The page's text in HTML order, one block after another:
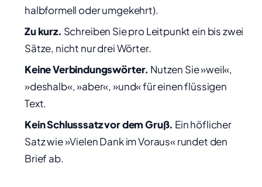
halbformell oder umgekehrt).
Zu kurz. Schreiben Sie pro Leitpunkt ein bis zwei
Sätze, nicht nur drei Wörter.
Keine Verbindungswörter. Nutzen Sie »weil«,
»deshalb«, »aber«, »und« für einen flüssigen
Text.
Kein Schlusssatz vor dem Gruß. Ein höflicher
Satz wie »Vielen Dank im Voraus« rundet den
Brief ab.